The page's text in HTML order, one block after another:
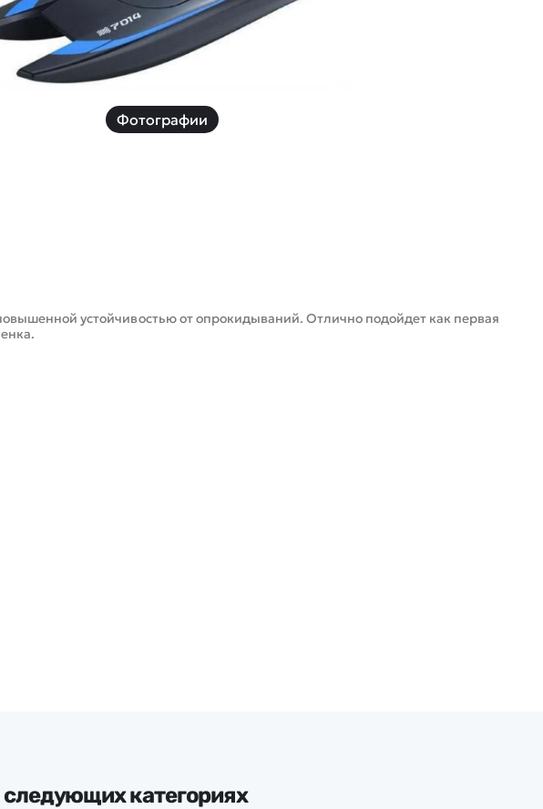
Дроны с 4k камерой
Скоростной катер
Вертолетик для детей ну пульте
Скидки
Фотографии
устойчивостью от опрокидываний. Отлично подойдет как первая
следующих категориях
Наши соцсети: